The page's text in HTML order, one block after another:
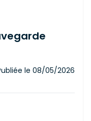
: Dell EMC,
-
- Solutions
continuité
Solariset
le 08/05/2026